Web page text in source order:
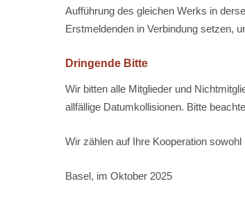
Aufführung des gleichen Werks in
Erstmeldenden in Verbindung setzen,
Dringende Bitte
Wir bitten alle Mitglieder und
allfällige Datumkollisionen. Bitte
Wir zählen auf Ihre Kooperation
Basel, im Oktober 2025